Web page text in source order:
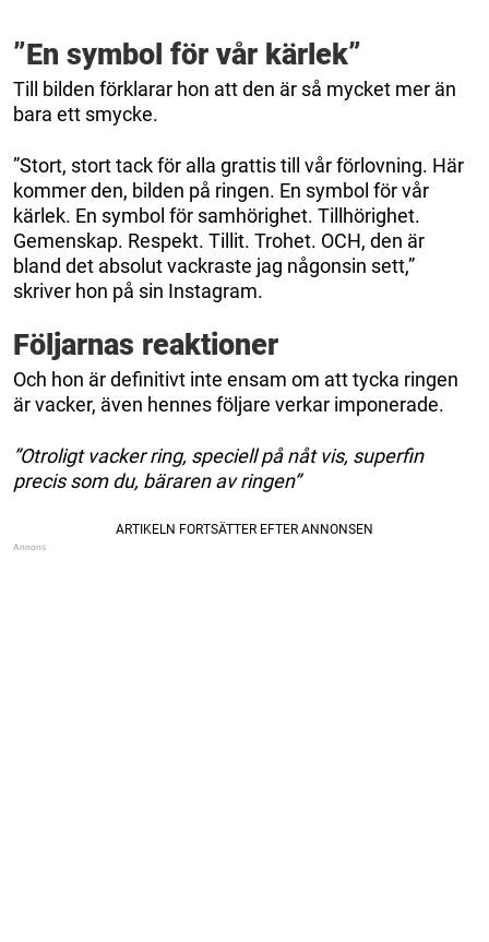
”En symbol för vår kärlek”
Till bilden förklarar hon att den är så mycket mer än
bara ett smycke.
”Stort, stort tack för alla grattis till vår förlovning. Här
kommer den, bilden på ringen. En symbol för vår
kärlek. En symbol för samhörighet. Tillhörighet.
Gemenskap. Respekt. Tillit. Trohet. OCH, den är
bland det absolut vackraste jag någonsin sett,”
skriver hon på sin Instagram.
Följarnas reaktioner
Och hon är definitivt inte ensam om att tycka ringen
är vacker, även hennes följare verkar imponerade.
”Otroligt vacker ring, speciell på nåt vis, superfin
precis som du, bäraren av ringen”